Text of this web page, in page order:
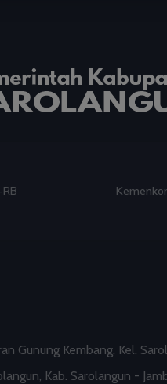
Gunung Kembang, Kel.
Kab. Sarolangun -